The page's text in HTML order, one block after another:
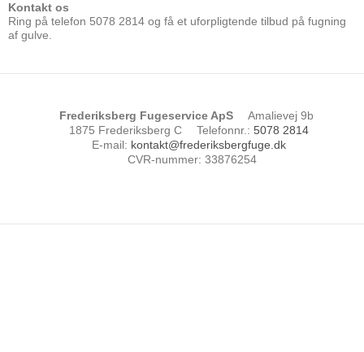
Kontakt os
Ring på telefon 5078 2814 og få et uforpligtende tilbud på fugning
af gulve. ​
Frederiksberg Fugeservice ApS
Amalievej 9b
1875 Frederiksberg C
Telefonnr. : 5078 2814
E-mail: kontakt@frederiksbergfuge.dk
CVR-nummer: 33876254